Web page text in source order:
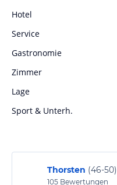
Hotel
Service
Gastronomie
Zimmer
Lage
Sport & Unterh.
Thorsten (46-50)
105 Bewertungen